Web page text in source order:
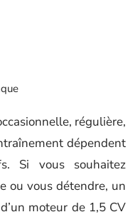
régulière,
dépendent
Si vous souhaitez
ou vous détendre, un
moteur de 1,5 CV